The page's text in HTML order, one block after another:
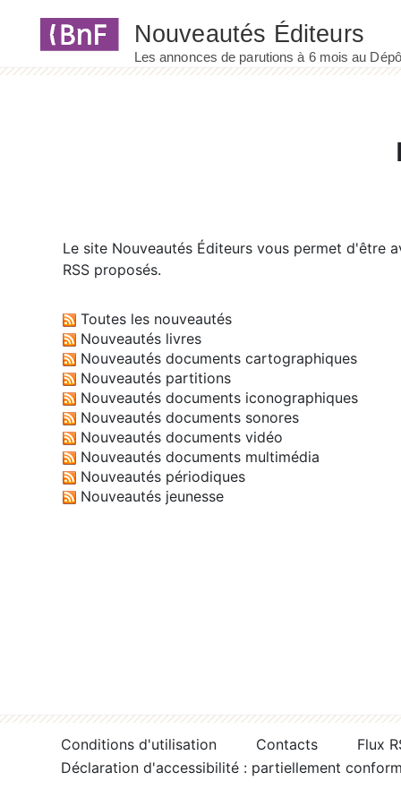
Le site Nouveautés Éditeurs vous permet d'être
RSS proposés.
Toutes les nouveautés
Nouveautés livres
Nouveautés documents cartographiques
Nouveautés partitions
Nouveautés documents iconographiques
Nouveautés documents sonores
Nouveautés documents vidéo
Nouveautés documents multimédia
Nouveautés périodiques
Nouveautés jeunesse
Conditions d'utilisation Contacts
Flux
Déclaration d'accessibilité : partiellement